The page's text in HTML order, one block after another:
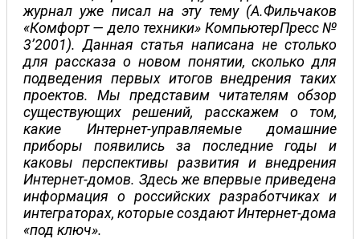
журнал уже писал на эту тему (А.Фильчаков
«Комфорт — дело техники» КомпьютерПресс №
3’2001). Данная статья написана не столько
для рассказа о новом понятии, сколько для
подведения первых итогов внедрения таких
проектов. Мы представим читателям обзор
существующих решений, расскажем о том,
какие Интернет-управляемые домашние
приборы появились за последние годы и
каковы перспективы развития и внедрения
Интернет-домов. Здесь же впервые приведена
информация о российских разработчиках и
интеграторах, которые создают Интернет-дома
«под ключ».